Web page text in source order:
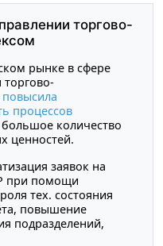
торгово-
рынке в сфере
торгово-
повысила
процессов
количество
ценностей.
заявок на
при помощи
тех. состояния
повышение
подразделений,